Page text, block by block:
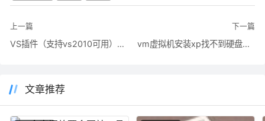
上一篇
VS插件（支持vs2010可用）Visual AssistX 10.6.1837安装包和破解补丁下载
下一篇
vm虚拟机安装xp找不到硬盘无法启动的原因
文章推荐